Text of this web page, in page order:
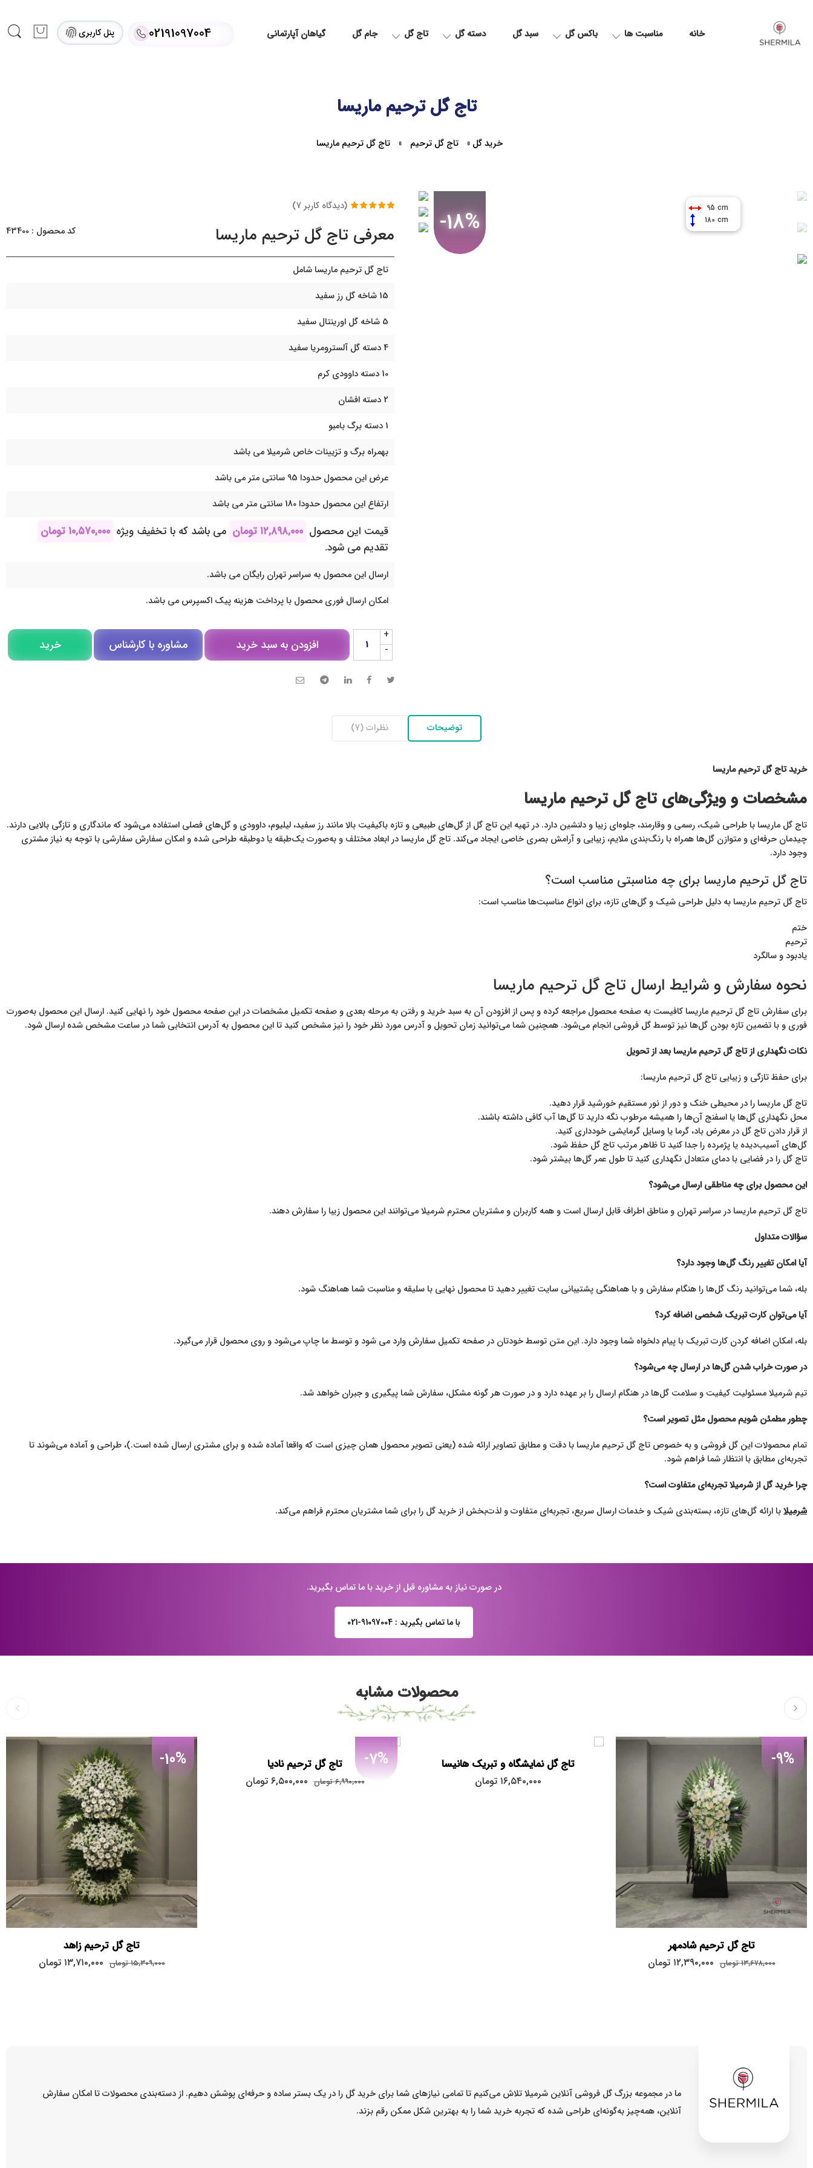
خانه مناسبت ها باکس گل سبد گل دسته گل تاج گل جام گل گیاهان آپارتمانی 02191097004 پنل کاربری
تاج گل ترحیم ماریسا
خرید گل » تاج گل ترحیم » تاج گل ترحیم ماریسا
-18%
95 cm
180 cm
مشتری
(دیدگاه کاربر7
)
معرفی تاج گل ترحیم ماریسا کد محصول : 43400
تاج گل ترحیم ماریسا شامل
15 شاخه گل رز سفید
5 شاخه گل اورینتال سفید
4 دسته گل آلسترومریا سفید
10 دسته داوودی کرم
2 دسته افشان
1 دسته برگ بامبو
بهمراه برگ و تزیینات خاص شرمیلا می باشد
عرض این محصول حدودا 95 سانتی متر می باشد
ارتفاع این محصول حدودا 180 سانتی متر می باشد
قیمت این محصول ۱۲,۸۹۸,۰۰۰ تومان می باشد که با تخفیف ویژه ۱۰,۵۷۰,۰۰۰ تومان
تقدیم می شود.
ارسال این محصول به سراسر تهران رایگان می باشد.
امکان ارسال فوری محصول با پرداخت هزینه پیک اکسپرس می باشد.
+
-
افزودن به سبد خرید مشاوره با کارشناس خرید
توضیحات نظرات (7)
خرید تاج گل ترحیم ماریسا
مشخصات و ویژگی‌های تاج گل ترحیم ماریسا
تاج گل ماریسا با طراحی شیک، رسمی و وقارمند، جلوه‌ای زیبا و دلنشین دارد. در تهیه این تاج گل از گل‌های طبیعی و تازه باکیفیت بالا مانند رز سفید، لیلیوم، داوودی و گل‌های فصلی استفاده می‌شود که ماندگاری و تازگی بالایی دارند.
چیدمان حرفه‌ای و متوازن گل‌ها همراه با رنگ‌بندی ملایم، زیبایی و آرامش بصری خاصی ایجاد می‌کند. تاج گل ماریسا در ابعاد مختلف و به‌صورت یک‌طبقه یا دو‌طبقه طراحی شده و امکان سفارش سفارشی با توجه به نیاز مشتری
وجود دارد.
تاج گل ترحیم ماریسا برای چه مناسبتی مناسب است؟
تاج گل ترحیم ماریسا به دلیل طراحی شیک و گل‌های تازه، برای انواع مناسبت‌ها مناسب است:
ختم
ترحیم
یادبود و سالگرد
نحوه سفارش و شرایط ارسال تاج گل ترحیم ماریسا
برای سفارش تاج گل ترحیم ماریسا کافیست به صفحه محصول مراجعه کرده و پس از افزودن آن به سبد خرید و رفتن به مرحله بعدی و صفحه تکمیل مشخصات در این صفحه محصول خود را نهایی کنید. ارسال این محصول به‌صورت
فوری و با تضمین تازه بودن گل‌ها نیز توسط گل فروشی انجام می‌شود. همچنین شما می‌توانید زمان تحویل و آدرس مورد نظر خود را نیز مشخص کنید تا این محصول به آدرس انتخابی شما در ساعت مشخص شده ارسال شود.
نکات نگهداری از تاج گل ترحیم ماریسا بعد از تحویل
برای حفظ تازگی و زیبایی تاج گل ترحیم ماریسا:
تاج گل ماریسا را در محیطی خنک و دور از نور مستقیم خورشید قرار دهید.
محل نگهداری گل‌ها یا اسفنج آن‌ها را همیشه مرطوب نگه دارید تا گل‌ها آب کافی داشته باشند.
از قرار دادن تاج گل در معرض باد، گرما یا وسایل گرمایشی خودداری کنید.
گل‌های آسیب‌دیده یا پژمرده را جدا کنید تا ظاهر مرتب تاج گل حفظ شود.
تاج گل را در فضایی با دمای متعادل نگهداری کنید تا طول عمر گل‌ها بیشتر شود.
این محصول برای چه مناطقی ارسال می‌شود؟
تاج گل ترحیم ماریسا در سراسر تهران و مناطق اطراف قابل ارسال است و همه کاربران و مشتریان محترم شرمیلا می‌توانند این محصول زیبا را سفارش دهند.
سؤالات متداول
آیا امکان تغییر رنگ گل‌ها وجود دارد؟
بله، شما می‌توانید رنگ گل‌ها را هنگام سفارش و با هماهنگی پشتیبانی سایت تغییر دهید تا محصول نهایی با سلیقه و مناسبت شما هماهنگ شود.
آیا می‌توان کارت تبریک شخصی اضافه کرد؟
بله، امکان اضافه کردن کارت تبریک با پیام دلخواه شما وجود دارد. این متن توسط خودتان در صفحه تکمیل سفارش وارد می شود و توسط ما چاپ می‌شود و روی محصول قرار می‌گیرد.
در صورت خراب شدن گل‌ها در ارسال چه می‌شود؟
تیم شرمیلا مسئولیت کیفیت و سلامت گل‌ها در هنگام ارسال را بر عهده دارد و در صورت هر گونه مشکل، سفارش شما پیگیری و جبران خواهد شد.
چطور مطمئن شویم محصول مثل تصویر است؟
تمام محصولات این گل فروشی و به خصوص تاج گل ترحیم ماریسا با دقت و مطابق تصاویر ارائه شده (یعنی تصویر محصول همان چیزی است که واقعا آماده شده و برای مشتری ارسال شده است.)، طراحی و آماده می‌شوند تا
تجربه‌ای مطابق با انتظار شما فراهم شود.
چرا خرید گل از شرمیلا تجربه‌ای متفاوت است؟
شرمیلابا ارائه گل‌های تازه، بسته‌بندی شیک و خدمات ارسال سریع، تجربه‌ای متفاوت و لذت‌بخش از خرید گل را برای شما مشتریان محترم فراهم می‌کند.
در صورت نیاز به مشاوره قبل از خرید با ما تماس بگیرید.
با ما تماس بگیرید : 91097004-021
محصولات مشابه
-9%
تاج گل ترحیم شادمهر
۱۳,۶۷۸,۰۰۰ تومان ۱۲,۳۹۰,۰۰۰ تومان
تاج گل نمایشگاه و تبریک هانیسا
۱۶,۵۴۰,۰۰۰ تومان
-7% تاج گل ترحیم نادیا
۶,۹۹۰,۰۰۰ تومان ۶,۵۰۰,۰۰۰ تومان
-10%
تاج گل ترحیم زاهد
۱۵,۳۰۹,۰۰۰ تومان ۱۳,۷۱۰,۰۰۰ تومان
ما در مجموعه بزرگ گل فروشی آنلاین شرمیلا تلاش می‌کنیم تا تمامی نیازهای شما برای خرید گل را در یک بستر ساده و حرفه‌ای پوشش دهیم. از دسته‌بندی محصولات تا امکان سفارش
آنلاین، همه‌چیز به‌گونه‌ای طراحی شده که تجربه خرید شما را به بهترین شکل ممکن رقم بزند.